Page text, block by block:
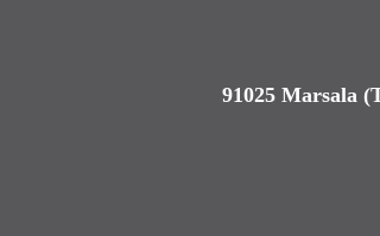
91025 Marsala